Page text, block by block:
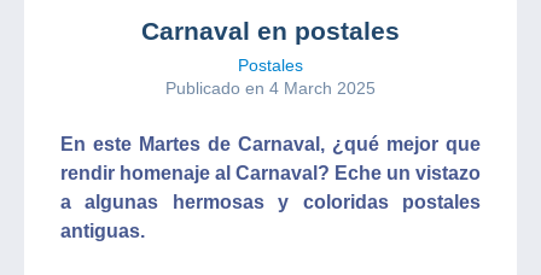
Carnaval en postales
Postales
Publicado en 4 March 2025
En este Martes de Carnaval, ¿qué mejor que
rendir homenaje al Carnaval? Eche un vistazo
a algunas hermosas y coloridas postales
antiguas.